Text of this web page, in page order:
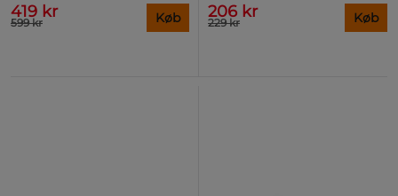
419 kr
599 kr Køb 206 kr
229 kr Køb